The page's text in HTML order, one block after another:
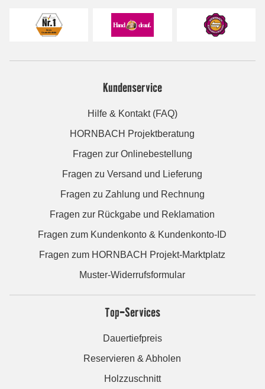
Kundenservice
Hilfe & Kontakt (FAQ)
HORNBACH Projektberatung
Fragen zur Onlinebestellung
Fragen zu Versand und Lieferung
Fragen zu Zahlung und Rechnung
Fragen zur Rückgabe und Reklamation
Fragen zum Kundenkonto & Kundenkonto-ID
Fragen zum HORNBACH Projekt-Marktplatz
Muster-Widerrufsformular
Top-Services
Dauertiefpreis
Reservieren & Abholen
Holzzuschnitt